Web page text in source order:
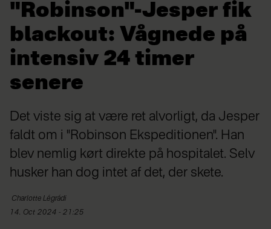
"Robinson"-Jesper fik
blackout: Vågnede på
intensiv 24 timer
senere
Det viste sig at være ret alvorligt, da Jesper
faldt om i "Robinson Ekspeditionen". Han
blev nemlig kørt direkte på hospitalet. Selv
husker han dog intet af det, der skete.
Charlotte Légrádi
14. Oct 2024 - 21:25